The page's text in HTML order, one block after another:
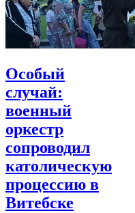
Особый
случай:
военный
оркестр
сопроводил
католическую
процессию в
Витебске